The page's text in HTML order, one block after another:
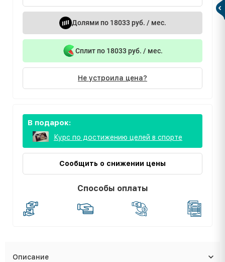
Долями по 18033 руб. / мес.
Сплит по 18033 руб. / мес.
Не устроила цена?
В подарок:
Курс по достижению целей в спорте
Сообщить о снижении цены
Способы оплаты
Описание